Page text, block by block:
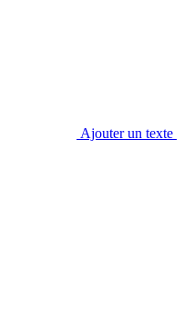
Ajouter un texte